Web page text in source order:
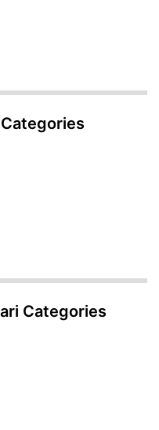
Categories